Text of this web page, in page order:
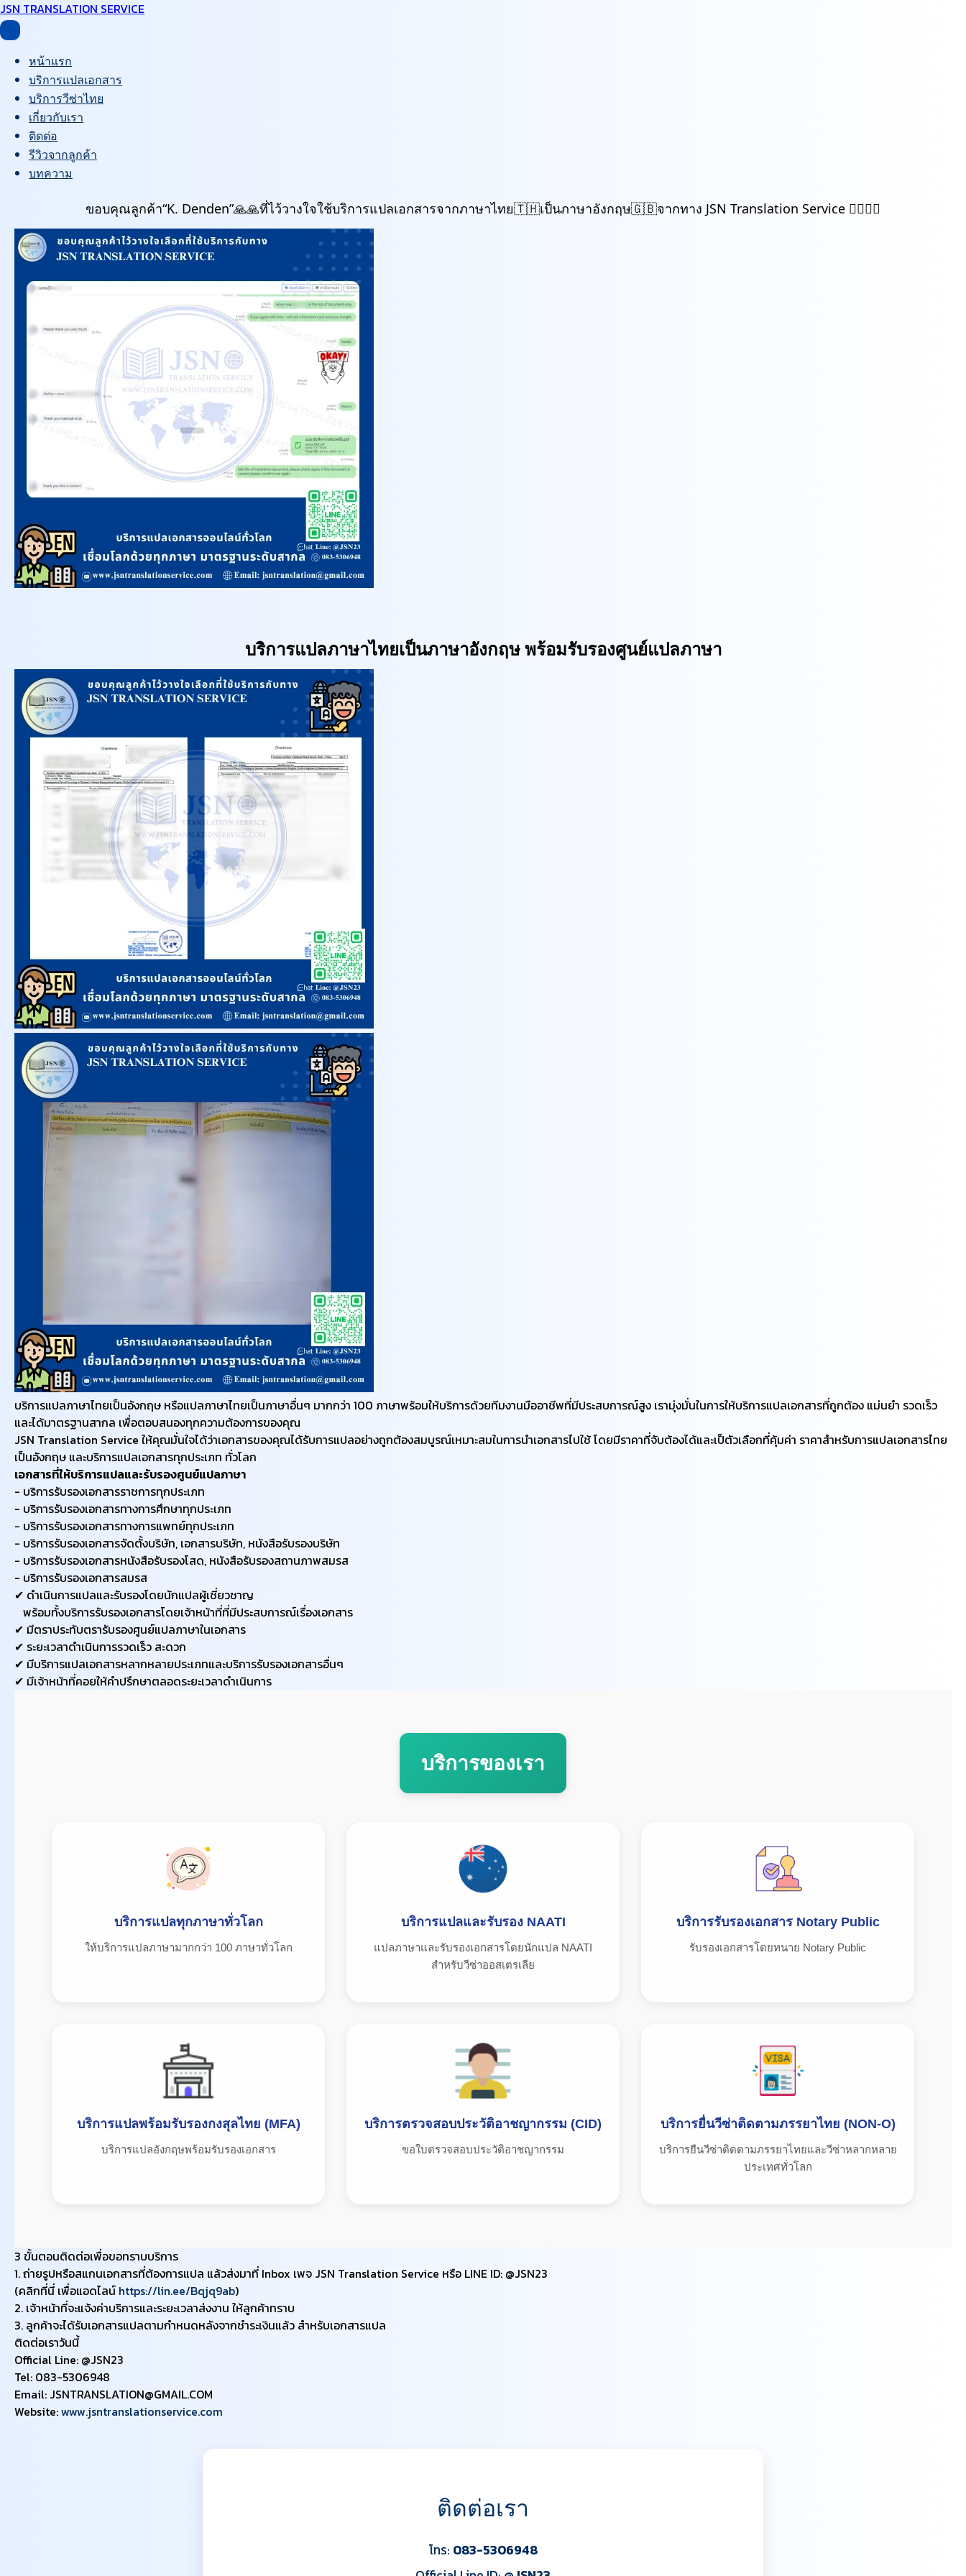
JSN TRANSLATION SERVICE
หน้าแรก
บริการแปลเอกสาร
บริการวีซ่าไทย
เกี่ยวกับเรา
ติดต่อ
รีวิวจากลูกค้า
บทความ
ขอบคุณลูกค้า“K. Denden”🙏🙏ที่ไว้วางใจใช้บริการแปลเอกสารจากภาษาไทย🇹🇭เป็นภาษาอังกฤษ🇬🇧จากทาง JSN Translation Service 🙇‍♀️🙇‍♀️
บริการแปลภาษาไทยเป็นภาษาอังกฤษ พร้อมรับรองศูนย์แปลภาษา
บริการแปลภาษาไทยเป็นอังกฤษ หรือแปลภาษาไทยเป็นภาษาอื่นๆ มากกว่า 100 ภาษาพร้อมให้บริการด้วยทีมงานมืออาชีพที่มีประสบการณ์สูง เรามุ่งมั่นในการให้บริการแปลเอกสารที่ถูกต้อง แม่นยำ รวดเร็ว
และได้มาตรฐานสากล เพื่อตอบสนองทุกความต้องการของคุณ
JSN Translation Service ให้คุณมั่นใจได้ว่าเอกสารของคุณได้รับการแปลอย่างถูกต้องสมบูรณ์เหมาะสมในการนำเอกสารไปใช้ โดยมีราคาที่จับต้องได้และเป็ตัวเลือกที่คุ้มค่า ราคาสำหรับการแปลเอกสารไทย
เป็นอังกฤษ และบริการแปลเอกสารทุกประเภท ทั่วโลก
เอกสารที่ให้บริการแปลและรับรองศูนย์แปลภาษา
​- บริการรับรองเอกสารราชการทุกประเภท
​- บริการรับรองเอกสารทางการศึกษาทุกประเภท
​- บริการรับรองเอกสารทางการแพทย์ทุกประเภท
- บริการรับรองเอกสารจัดตั้งบริษัท, เอกสารบริษัท, หนังสือรับรองบริษัท
​- บริการรับรองเอกสารหนังสือรับรองโสด, หนังสือรับรองสถานภาพสมรส
- บริการรับรองเอกสารสมรส
✔ ดำเนินการแปลและรับรองโดยนักแปลผู้เชี่ยวชาญ
พร้อมทั้งบริการรับรองเอกสารโดยเจ้าหน้าที่ที่มีประสบการณ์เรื่องเอกสาร
✔ มีตราประทับตรารับรองศูนย์แปลภาษาในเอกสาร
​✔ ​ระยะเวลาดำเนินการรวดเร็ว สะดวก
​✔ มีบริการแปลเอกสารหลากหลายประเภทและบริการรับรองเอกสารอื่นๆ
✔ มีเจ้าหน้าที่คอยให้คำปรึกษาตลอดระยะเวลาดำเนินการ
บริการของเรา
บริการแปลทุกภาษาทั่วโลก
ให้บริการแปลภาษามากกว่า 100 ภาษาทั่วโลก
บริการแปลและรับรอง NAATI
แปลภาษาและรับรองเอกสารโดยนักแปล NAATI
สำหรับวีซ่าออสเตรเลีย
บริการรับรองเอกสาร Notary Public
รับรองเอกสารโดยทนาย Notary Public
บริการแปลพร้อมรับรองกงสุลไทย (MFA)
บริการแปลอังกฤษพร้อมรับรองเอกสาร
บริการตรวจสอบประวัติอาชญากรรม (CID)
ขอใบตรวจสอบประวัติอาชญากรรม
บริการยื่นวีซ่าติดตามภรรยาไทย (NON-O)
บริการยืนวีซ่าติดตามภรรยาไทยและวีซ่าหลากหลาย
ประเทศทั่วโลก
3 ขั้นตอนติดต่อเพื่อขอทราบบริการ
1. ถ่ายรูปหรือสแกนเอกสารที่ต้องการแปล แล้วส่งมาที่ Inbox เพจ JSN Translation Service หรือ LINE ID: @JSN23
​(คลิกที่นี่ เพื่อแอดไลน์ https://lin.ee/Bqjq9ab)
2. เจ้าหน้าที่จะแจ้งค่าบริการและระยะเวลาส่งงาน ให้ลูกค้าทราบ
3. ลูกค้าจะได้รับเอกสารแปลตามกำหนดหลังจากชำระเงินแล้ว สำหรับเอกสารแปล
ติดต่อเราวันนี้
Official Line: @JSN23
Tel: 083-5306948
Email: JSNTRANSLATION@GMAIL.COM
Website:www.jsntranslationservice.com
ติดต่อเรา
โทร: 083-5306948